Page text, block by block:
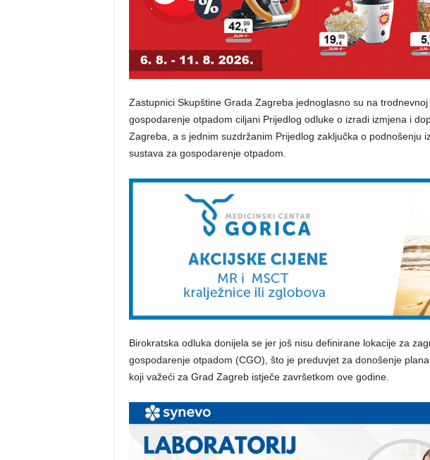
Zastupnici Skupštine Grada Zagreba jednoglasno su na
gospodarenje otpadom ciljani Prijedlog odluke o izradi izmjena i
Zagreba, a s jednim suzdržanim Prijedlog zaključka o podnošenju
sustava za gospodarenje otpadom.
Birokratska odluka donijela se jer još nisu definirane lokacije za
gospodarenje otpadom (CGO), što je preduvjet za donošenje
koji važeći za Grad Zagreb istječe završetkom ove godine.